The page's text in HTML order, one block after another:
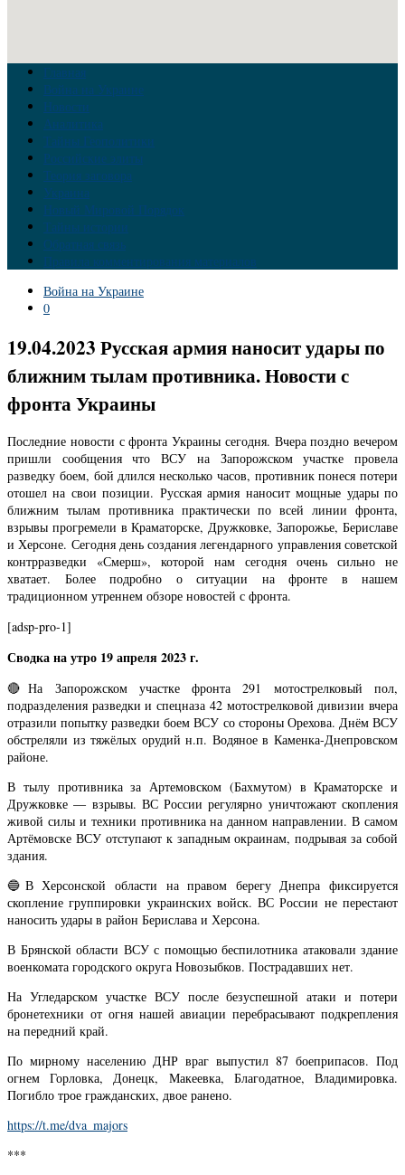
Главная
Война на Украине
Новости
Аналитика
Тайны Геополитики
Российские элиты
Теория заговора
Украина
Новый Мировой Порядок
Тайны истории
Обратная связь
Правила комментирования материалов
Война на Украине
0
19.04.2023 Русская армия наносит удары по
ближним тылам противника. Новости с
фронта Украины
Последние новости с фронта Украины сегодня. Вчера поздно вечером
пришли сообщения что ВСУ на Запорожском участке провела
разведку боем, бой длился несколько часов, противник понеся потери
отошел на свои позиции. Русская армия наносит мощные удары по
ближним тылам противника практически по всей линии фронта,
взрывы прогремели в Краматорске, Дружковке, Запорожье, Бериславе
и Херсоне. Сегодня день создания легендарного управления советской
контрразведки «Смерш», которой нам сегодня очень сильно не
хватает. Более подробно о ситуации на фронте в нашем
традиционном утреннем обзоре новостей с фронта.
[adsp-pro-1]
Сводка на утро 19 апреля 2023 г.
🔴На Запорожском участке фронта 291 мотострелковый пол,
подразделения разведки и спецназа 42 мотострелковой дивизии вчера
отразили попытку разведки боем ВСУ со стороны Орехова. Днём ВСУ
обстреляли из тяжёлых орудий н.п. Водяное в Каменка-Днепровском
районе.
В тылу противника за Артемовском (Бахмутом) в Краматорске и
Дружковке — взрывы. ВС России регулярно уничтожают скопления
живой силы и техники противника на данном направлении. В самом
Артёмовске ВСУ отступают к западным окраинам, подрывая за собой
здания.
🔵В Херсонской области на правом берегу Днепра фиксируется
скопление группировки украинских войск. ВС России не перестают
наносить удары в район Берислава и Херсона.
В Брянской области ВСУ с помощью беспилотника атаковали здание
военкомата городского округа Новозыбков. Пострадавших нет.
На Угледарском участке ВСУ после безуспешной атаки и потери
бронетехники от огня нашей авиации перебрасывают подкрепления
на передний край.
По мирному населению ДНР враг выпустил 87 боеприпасов. Под
огнем Горловка, Донецк, Макеевка, Благодатное, Владимировка.
Погибло трое гражданских, двое ранено.
https://t.me/dva_majors
***